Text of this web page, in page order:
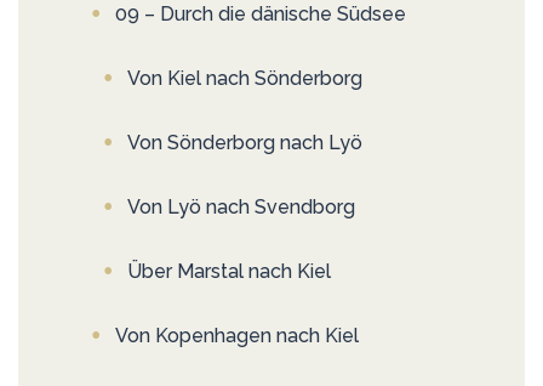
09 – Durch die dänische Südsee
Von Kiel nach Sönderborg
Von Sönderborg nach Lyö
Von Lyö nach Svendborg
Über Marstal nach Kiel
Von Kopenhagen nach Kiel